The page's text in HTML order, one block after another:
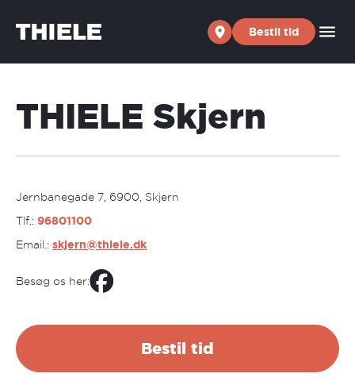
Bestil tid
THIELE Skjern
Jernbanegade 7, 6900, Skjern
Tlf.: 96801100
Email.: skjern@thiele.dk
Besøg os her:
Bestil tid